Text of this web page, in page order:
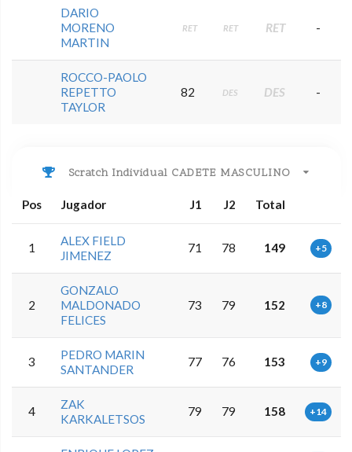
DARIO
MORENO
MARTIN
RET RET RET -
ROCCO-PAOLO
REPETTO
TAYLOR
82 DES DES -
Scratch Individual CADETE MASCULINO
Pos Jugador J1 J2 Total
1
ALEX FIELD
JIMENEZ
71 78 149 +5
2
GONZALO
MALDONADO
FELICES
73 79 152 +8
3
PEDRO MARIN
SANTANDER
77 76 153 +9
4
ZAK
KARKALETSOS
79 79 158 +14